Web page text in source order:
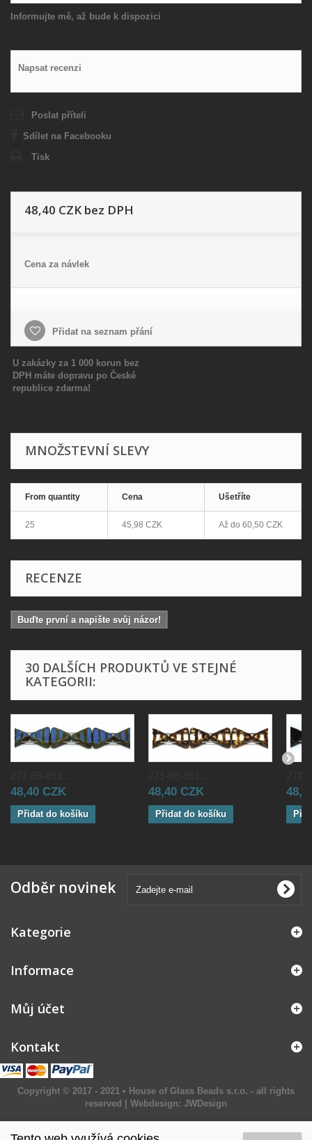
Informujte mě, až bude k dispozici
Napsat recenzi
Poslat příteli
Sdílet na Facebooku
Tisk
48,40 CZK bez DPH
Cena za návlek
Přidat na seznam přání
U zakázky za 1 000 korun bez
DPH máte dopravu po České
republice zdarma!
MNOŽSTEVNÍ SLEVY
From quantity Cena Ušetříte
25 45,98 CZK Až do 60,50 CZK
RECENZE
Buďte první a napište svůj názor!
30 DALŠÍCH PRODUKTŮ VE STEJNÉ
KATEGORII:
48,40 CZK
Přidat do košíku
48,40 CZK
Přidat do košíku
Odběr novinek
Kategorie
Informace
Můj účet
Kontakt
Copyright © 2017 - 2021 • House of Glass Beads s.r.o. - all rights
reserved | Webdesign: JWDesign